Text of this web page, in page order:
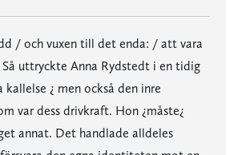
/ och vuxen till det enda: / att vara
Så uttryckte Anna Rydstedt i en tidig
¿ men också den inre
var dess drivkraft. Hon ¿måste¿
annat. Det handlade alldeles